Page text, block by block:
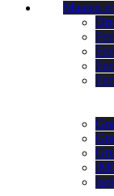
Maaien